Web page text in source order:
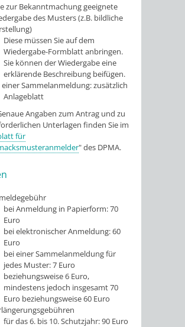
zur Bekanntmachung geeignete
des Musters (z.B. bildliche
Diese müssen Sie auf dem
Wiedergabe-Formblatt anbringen.
Sie können der Wiedergabe eine
erklärende Beschreibung beifügen.
einer Sammelanmeldung: zusätzlich
Anlageblatt
Angaben zum Antrag und zu
Unterlagen finden Sie im
für
" des DPMA.
bei Anmeldung in Papierform: 70
Euro
bei elektronischer Anmeldung: 60
Euro
bei einer Sammelanmeldung für
jedes Muster: 7 Euro
beziehungsweise 6 Euro,
mindestens jedoch insgesamt 70
Euro beziehungsweise 60 Euro
für das 6. bis 10. Schutzjahr: 90 Euro